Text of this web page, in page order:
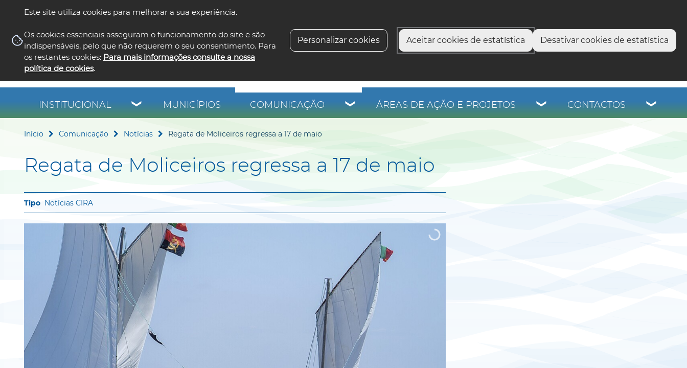
Este site utiliza cookies para melhorar a sua experiência.
Os cookies essenciais asseguram o funcionamento do site e são
indispensáveis, pelo que não requerem o seu consentimento. Para
os restantes cookies: Para mais informações consulte a nossa
política de cookies.
Personalizar cookies Aceitar cookies de estatística Desativar cookies de estatística
INSTITUCIONAL MUNICÍPIOS COMUNICAÇÃO ÁREAS DE AÇÃO E PROJETOS CONTACTOS
Início Comunicação Notícias Regata de Moliceiros regressa a 17 de maio
Regata de Moliceiros regressa a 17 de maio
Notícias CIRA